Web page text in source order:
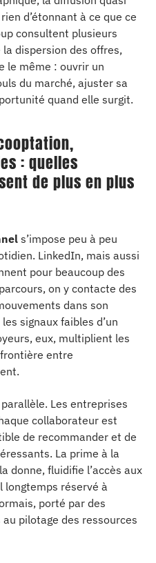
d’étonnant à ce que ce
consultent plusieurs
dispersion des offres,
le même : ouvrir un
du marché, ajuster sa
quand elle surgit.
: quelles
de plus en plus
s’impose peu à peu
LinkedIn, mais aussi
pour beaucoup des
on y contacte des
dans son
signaux faibles d’un
eux, multiplient les
entre
Les entreprises
collaborateur est
de recommander et de
La prime à la
donne, fluidifie l’accès aux
longtemps réservé à
porté par des
pilotage des ressources